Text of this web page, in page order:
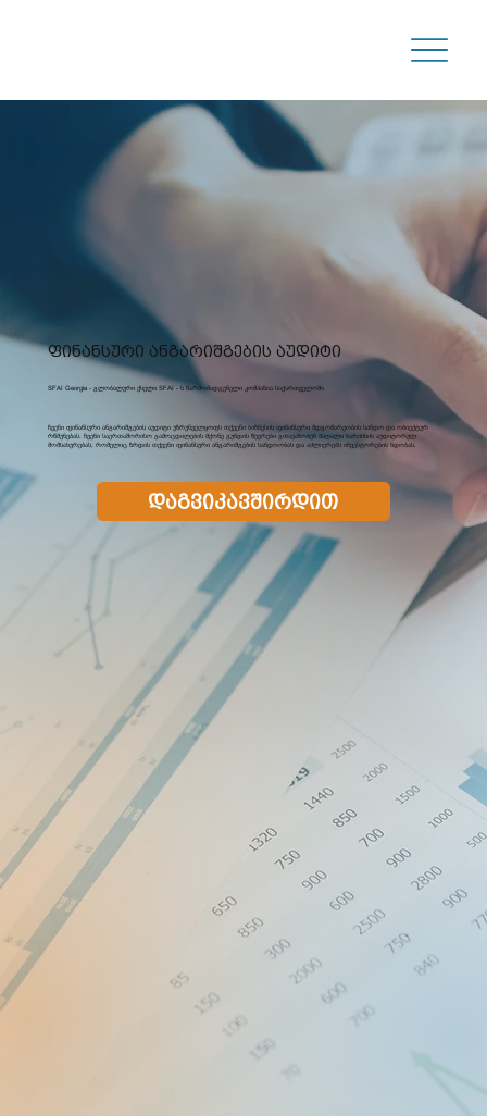
ფინანსური ანგარიშგების აუდიტი
SFAI Georgia - გლობალური ქსელი SFAI - ს წარმომადგენელი კომპანია საქართველოში
ჩვენი ფინანსური ანგარიშგების აუდიტი უზრუნველყოფს თქვენი ბიზნესის ფინანსური მდგომარეობის სანდო და ობიექტურ
რწმუნებას. ჩვენი საერთაშორისო გამოცდილების მქონე გუნდის წევრები გთავაზობენ მაღალი ხარისხის აუდიტორულ
მომსახურებას, რომელიც ზრდის თქვენი ფინანსური ანგარიშგების სანდოობას და აძლიერებს ინვესტორების ნდობას.
დაგვიკავშირდით